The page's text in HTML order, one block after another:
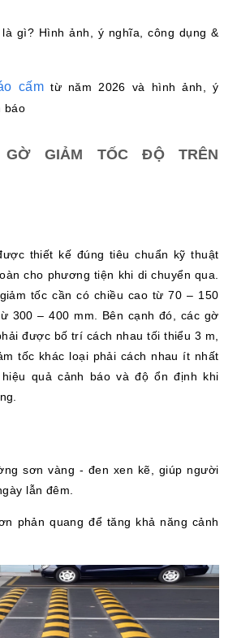
là gì? Hình ảnh, ý nghĩa, công dụng &
cấm từ năm 2026 và hình ảnh, ý
báo
GỜ GIẢM TỐC ĐỘ TRÊN
thiết kế đúng tiêu chuẩn kỹ thuật
cho phương tiện khi di chuyển qua.
tốc cần có chiều cao từ 70 – 150
300 – 400 mm. Bên cạnh đó, các gờ
được bố trí cách nhau tối thiểu 3 m,
tốc khác loại phải cách nhau ít nhất
quả cảnh báo và độ ổn định khi
sơn vàng - đen xen kẽ, giúp người
lẫn đêm.
phản quang để tăng khả năng cảnh